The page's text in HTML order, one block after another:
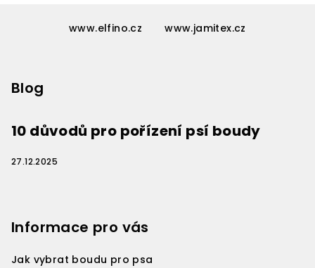
www.elfino.cz www.jamitex.cz
Blog
10 důvodů pro pořízení psí boudy
27.12.2025
Informace pro vás
Jak vybrat boudu pro psa